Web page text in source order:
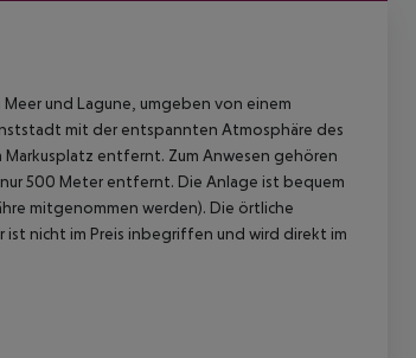
und Lagune, umgeben von einem
mit der entspannten Atmosphäre des
entfernt. Zum Anwesen gehören
500 Meter entfernt. Die Anlage ist bequem
mitgenommen werden). Die örtliche
ist nicht im Preis inbegriffen und wird direkt im